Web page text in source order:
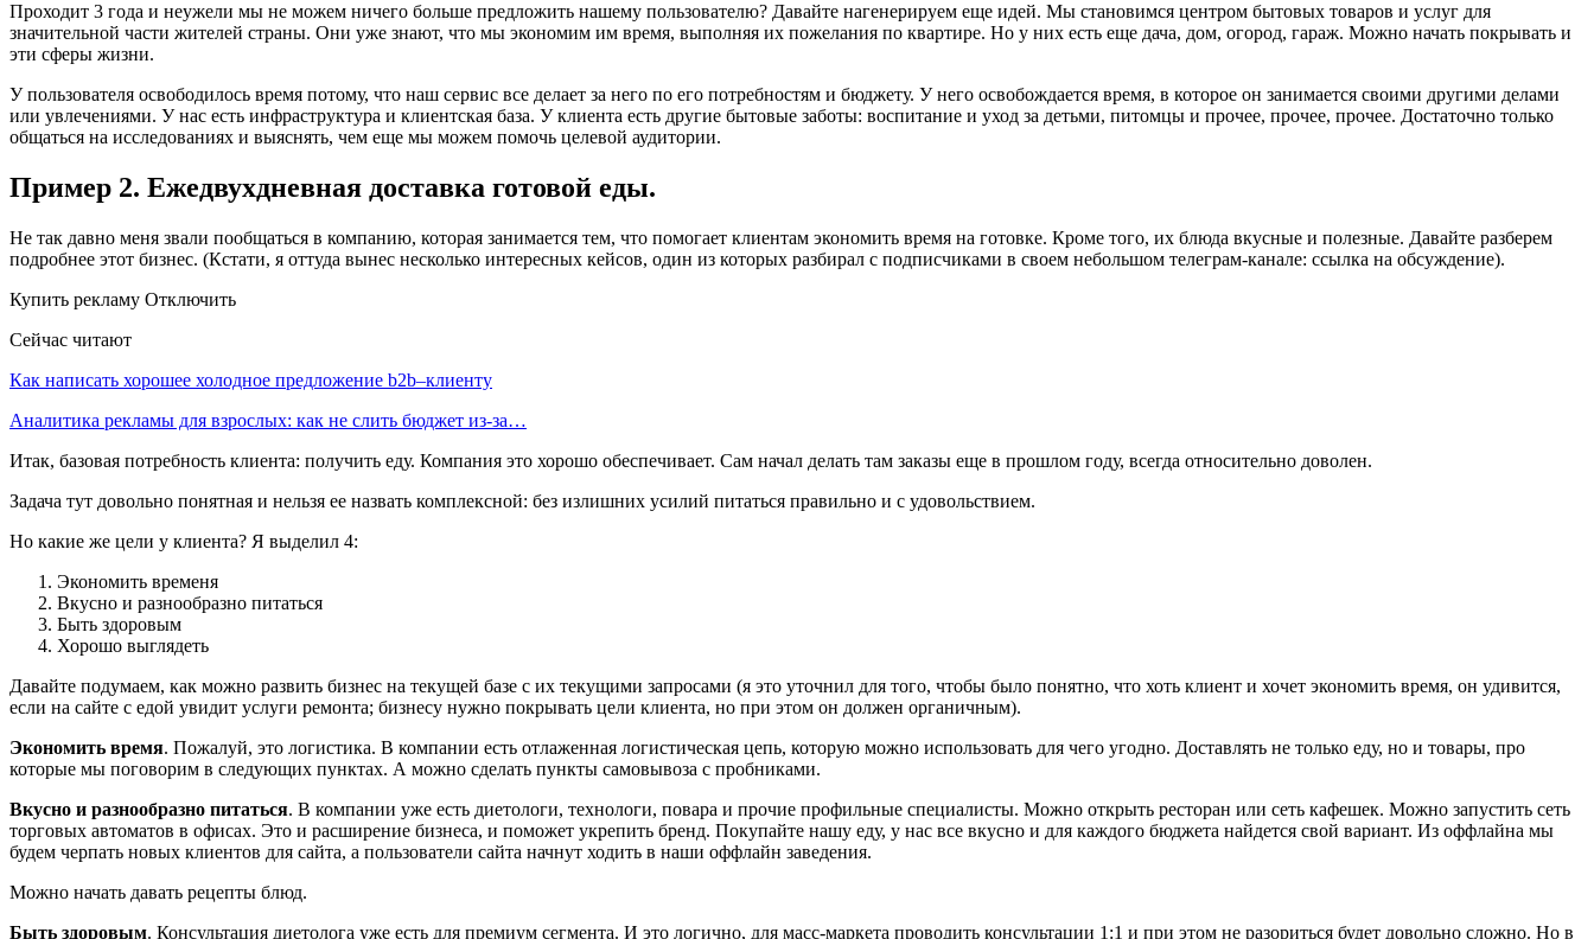
Проходит 3 года и неужели мы не можем ничего больше предложить нашему пользователю? Давайте нагенерируем еще идей. Мы становимся центром бытовых товаров и услуг для
значительной части жителей страны. Они уже знают, что мы экономим им время, выполняя их пожелания по квартире. Но у них есть еще дача, дом, огород, гараж. Можно начать покрывать и
эти сферы жизни.
У пользователя освободилось время потому, что наш сервис все делает за него по его потребностям и бюджету. У него освобождается время, в которое он занимается своими другими делами
или увлечениями. У нас есть инфраструктура и клиентская база. У клиента есть другие бытовые заботы: воспитание и уход за детьми, питомцы и прочее, прочее, прочее. Достаточно только
общаться на исследованиях и выяснять, чем еще мы можем помочь целевой аудитории.
Пример 2. Ежедвухдневная доставка готовой еды.
Не так давно меня звали пообщаться в компанию, которая занимается тем, что помогает клиентам экономить время на готовке. Кроме того, их блюда вкусные и полезные. Давайте разберем
подробнее этот бизнес. (Кстати, я оттуда вынес несколько интересных кейсов, один из которых разбирал с подписчиками в своем небольшом телеграм-канале: ссылка на обсуждение).
Купить рекламу Отключить
Сейчас читают
Как написать хорошее холодное предложение b2b–клиенту
Аналитика рекламы для взрослых: как не слить бюджет из-за…
Итак, базовая потребность клиента: получить еду. Компания это хорошо обеспечивает. Сам начал делать там заказы еще в прошлом году, всегда относительно доволен.
Задача тут довольно понятная и нельзя ее назвать комплексной: без излишних усилий питаться правильно и с удовольствием.
Но какие же цели у клиента? Я выделил 4:
Экономить временя
Вкусно и разнообразно питаться
Быть здоровым
Хорошо выглядеть
Давайте подумаем, как можно развить бизнес на текущей базе с их текущими запросами (я это уточнил для того, чтобы было понятно, что хоть клиент и хочет экономить время, он удивится,
если на сайте с едой увидит услуги ремонта; бизнесу нужно покрывать цели клиента, но при этом он должен органичным).
Экономить время. Пожалуй, это логистика. В компании есть отлаженная логистическая цепь, которую можно использовать для чего угодно. Доставлять не только еду, но и товары, про
которые мы поговорим в следующих пунктах. А можно сделать пункты самовывоза с пробниками.
Вкусно и разнообразно питаться. В компании уже есть диетологи, технологи, повара и прочие профильные специалисты. Можно открыть ресторан или сеть кафешек. Можно запустить сеть
торговых автоматов в офисах. Это и расширение бизнеса, и поможет укрепить бренд. Покупайте нашу еду, у нас все вкусно и для каждого бюджета найдется свой вариант. Из оффлайна мы
будем черпать новых клиентов для сайта, а пользователи сайта начнут ходить в наши оффлайн заведения.
Можно начать давать рецепты блюд.
Быть здоровым. Консультация диетолога уже есть для премиум сегмента. И это логично, для масс-маркета проводить консультации 1:1 и при этом не разориться будет довольно сложно. Но в